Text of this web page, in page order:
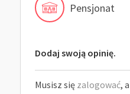
Pensjonat
Dodaj swoją opinię.
Musisz się zalogować,